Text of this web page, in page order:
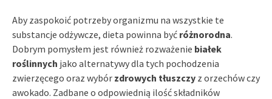
Aby zaspokoić potrzeby organizmu na wszystkie te
substancje odżywcze, dieta powinna być różnorodna.
Dobrym pomysłem jest również rozważenie białek
roślinnych jako alternatywy dla tych pochodzenia
zwierzęcego oraz wybór zdrowych tłuszczy z orzechów czy
awokado. Zadbane o odpowiednią ilość składników